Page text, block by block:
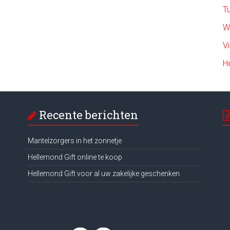
Recente berichten
Mantelzorgers in het zonnetje
Hellemond Gift online te koop
Hellemond Gift voor al uw zakelijke geschenken